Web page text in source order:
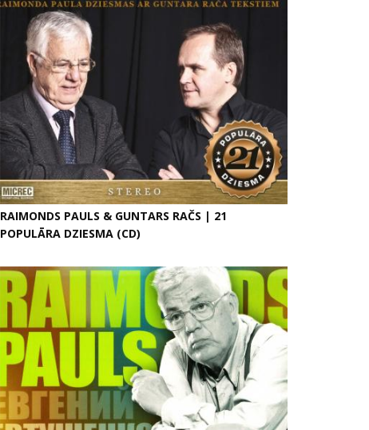
RAIMONDS PAULS & GUNTARS RAČS | 21
POPULĀRA DZIESMA (CD)